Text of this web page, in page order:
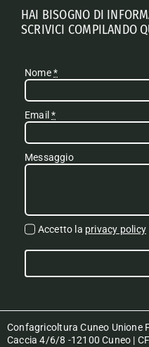
HAI BISOGNO DI
SCRIVICI COMPILANDO
Nome*
Email*
Messaggio
Accetto la privacy policy
Confagricoltura Cuneo Unione
Caccia 4/6/8 -12100 Cuneo |